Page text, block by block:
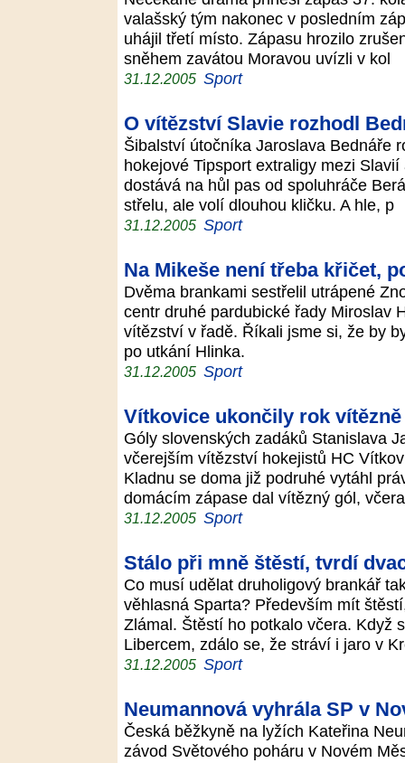
valašský tým nakonec v posledním
uhájil třetí místo. Zápasu hrozilo
sněhem zavátou Moravou uvízli v kol
31.12.2005 Sport
O vítězství Slavie rozhodl
Šibalství útočníka Jaroslava Bednáře
hokejové Tipsport extraligy mezi
dostává na hůl pas od spoluhráče
střelu, ale volí dlouhou kličku. A hle, p
31.12.2005 Sport
Na Mikeše není třeba křičet,
Dvěma brankami sestřelil utrápené
centr druhé pardubické řady Miroslav
vítězství v řadě. Říkali jsme si, že by
po utkání Hlinka.
31.12.2005 Sport
Vítkovice ukončily rok vítězně
Góly slovenských zadáků Stanislava
včerejším vítězství hokejistů HC
Kladnu se doma již podruhé vytáhl
domácím zápase dal vítězný gól,
31.12.2005 Sport
Stálo při mně štěstí, tvrdí
Co musí udělat druholigový brankář
věhlasná Sparta? Především mít
Zlámal. Štěstí ho potkalo včera. Když
Libercem, zdálo se, že stráví i jaro v
31.12.2005 Sport
Neumannová vyhrála SP v
Česká běžkyně na lyžích Kateřina
závod Světového poháru v Novém